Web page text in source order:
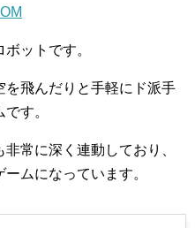
ットです。
を飛んだりと手軽にド派手
す。
常に深く連動しており、
ムになっています。